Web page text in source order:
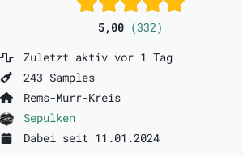
5,00 (332)
Zuletzt aktiv vor 1 Tag
243 Samples
Rems-Murr-Kreis
Sepulken
Dabei seit 11.01.2024